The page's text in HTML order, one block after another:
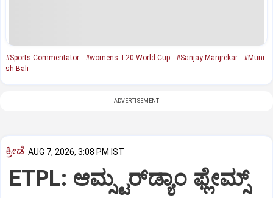
#Sports Commentator #womens T20 World Cup #Sanjay Manjrekar
#Muni
sh Bali
ADVERTISEMENT
ಕ್ರೀಡೆ AUG 7, 2026, 3:08 PM IST
ETPL: ಆಮ್ಸ್ಟರ್‌ಡ್ಯಾಂ ಫ್ಲೇಮ್ಸ್‌